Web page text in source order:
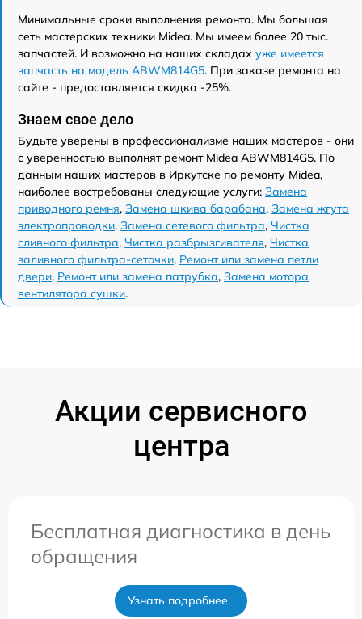
Минимальные сроки выполнения ремонта. Мы большая
сеть мастерских техники Midea. Мы имеем более 20 тыс.
запчастей. И возможно на наших складах уже имеется
запчасть на модель ABWM814G5. При заказе ремонта на
сайте - предоставляется скидка -25%.
Знаем свое дело
Будьте уверены в профессионализме наших мастеров - они
с уверенностью выполнят ремонт Midea ABWM814G5. По
данным наших мастеров в Иркутске по ремонту Midea,
наиболее востребованы следующие услуги: Замена
приводного ремня, Замена шкива барабана, Замена жгута
электропроводки, Замена сетевого фильтра, Чистка
сливного фильтра, Чистка разбрызгивателя, Чистка
заливного фильтра-сеточки, Ремонт или замена петли
двери, Ремонт или замена патрубка, Замена мотора
вентилятора сушки.
Акции сервисного
центра
Бесплатная диагностика в день
обращения
Узнать подробнее